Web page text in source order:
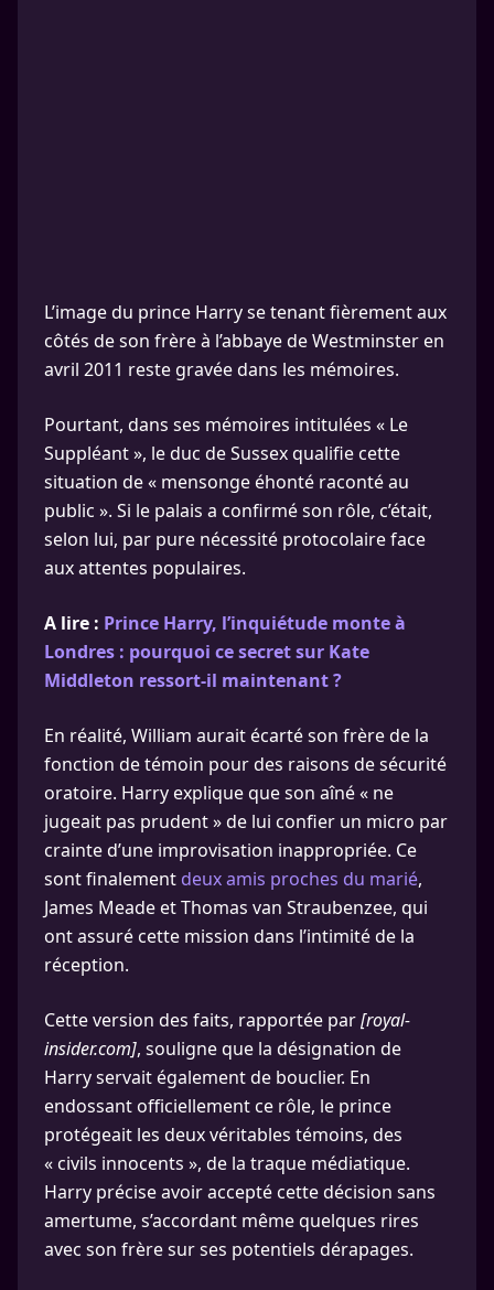
L’image du prince Harry se tenant fièrement aux
côtés de son frère à l’abbaye de Westminster en
avril 2011 reste gravée dans les mémoires.
Pourtant, dans ses mémoires intitulées « Le
Suppléant », le duc de Sussex qualifie cette
situation de « mensonge éhonté raconté au
public ». Si le palais a confirmé son rôle, c’était,
selon lui, par pure nécessité protocolaire face
aux attentes populaires.
A lire : Prince Harry, l’inquiétude monte à
Londres : pourquoi ce secret sur Kate
Middleton ressort-il maintenant ?
En réalité, William aurait écarté son frère de la
fonction de témoin pour des raisons de sécurité
oratoire. Harry explique que son aîné « ne
jugeait pas prudent » de lui confier un micro par
crainte d’une improvisation inappropriée. Ce
sont finalement deux amis proches du marié,
James Meade et Thomas van Straubenzee, qui
ont assuré cette mission dans l’intimité de la
réception.
Cette version des faits, rapportée par[royal-
insider.com], souligne que la désignation de
Harry servait également de bouclier. En
endossant officiellement ce rôle, le prince
protégeait les deux véritables témoins, des
« civils innocents », de la traque médiatique.
Harry précise avoir accepté cette décision sans
amertume, s’accordant même quelques rires
avec son frère sur ses potentiels dérapages.